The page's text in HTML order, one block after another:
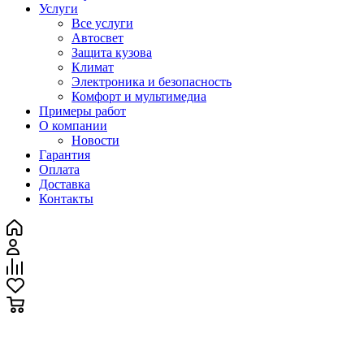
Услуги
Все услуги
Автосвет
Защита кузова
Климат
Электроника и безопасность
Комфорт и мультимедиа
Примеры работ
О компании
Новости
Гарантия
Оплата
Доставка
Контакты